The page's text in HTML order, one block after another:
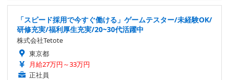
「スピード採用で今すぐ働ける」ゲームテスター/未経験OK/
研修充実/福利厚生充実/20~30代活躍中
株式会社Tetote
東京都
月給27万円～33万円
正社員